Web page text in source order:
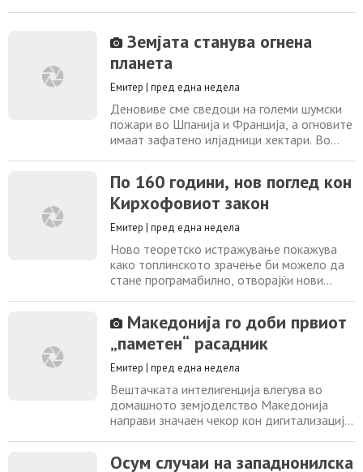
една од најпрепознатливите ѕвезди на
ноќното небо. Иако видлива со голо око и
предмет на безброј набљудувања, дури
сега, по речиси сто години претпоставки,
Земјата станува огнена
планета
Емитер | пред една недела
Деновиве сме сведоци на големи шумски
пожари во Шпанија и Франција, а огновите
имаат зафатено илјадници хектари. Во
по луѓето евакуирани се околу 220 000
жители. Интензивните пожари создале
феномен на пламени облаци кои во чадот
носат и зажарени честички, а носени од
силен
По 160 години, нов поглед кон
Кирхофовиот закон
Емитер | пред една недела
Ново теоретско истражување покажува
како топлинското зрачење би можело да
стане програмабилно, отворајќи нови
чип кој не само што обработува
информации, туку и сам одлучува каде ќе
го насочи вишокот топлина. Или
инфрацрвен сензор што може по потреба
да го менува начинот
Македонија го доби првиот
„паметен“ расадник
Емитер | пред една недела
Вештачката интелигенција влегува во
домашното земјоделство Македонија
направи значаен чекор кон дигитализација
првиот паметен расадник и аналитичко-
Oсум случаи на западнонилска